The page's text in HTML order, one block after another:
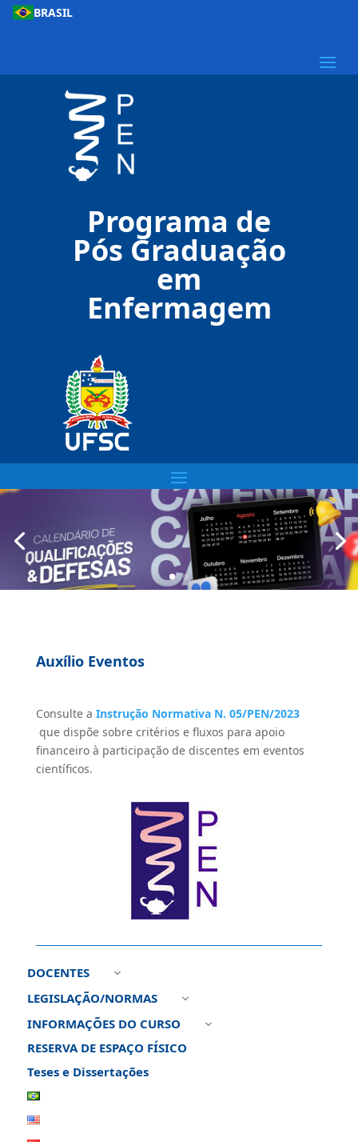
BRASIL
Programa de
Pós Graduação
em
Enfermagem
Auxílio Eventos
Consulte a Instrução Normativa N. 05/PEN/2023
que dispõe sobre critérios e fluxos para apoio
financeiro à participação de discentes em eventos
científicos.
DOCENTES 3
LEGISLAÇÃO/NORMAS 3
INFORMAÇÕES DO CURSO 3
RESERVA DE ESPAÇO FÍSICO
Teses e Dissertações